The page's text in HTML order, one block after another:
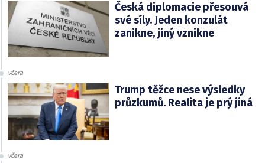
Česká diplomacie přesouvá
své síly. Jeden konzulát
zanikne, jiný vznikne
včera
Trump těžce nese výsledky
průzkumů. Realita je prý jiná
včera